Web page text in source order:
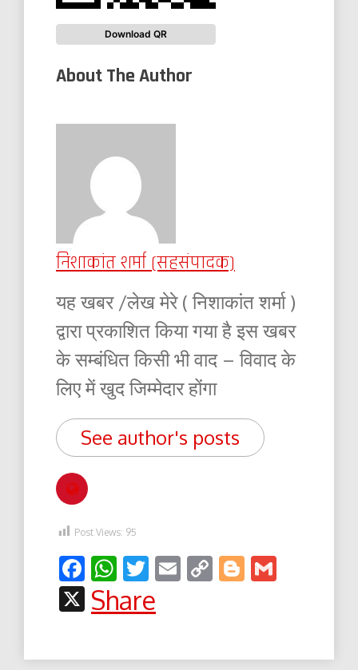
Download QR
About The Author
निशाकांत शर्मा (सहसंपादक)
यह खबर /लेख मेरे ( निशाकांत शर्मा )
द्वारा प्रकाशित किया गया है इस खबर
के सम्बंधित किसी भी वाद – विवाद के
लिए में खुद जिम्मेदार होंगा
See author's posts
Post Views: 95
Facebook
WhatsApp
Twitter
EmailCopyBlogger
X
Share